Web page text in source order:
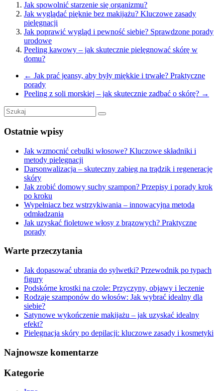
Jak spowolnić starzenie się organizmu?
Jak wyglądać pięknie bez makijażu? Kluczowe zasady
pielęgnacji
Jak poprawić wygląd i pewność siebie? Sprawdzone porady
urodowe
Peeling kawowy – jak skutecznie pielęgnować skórę w
domu?
← Jak prać jeansy, aby były miękkie i trwałe? Praktyczne
porady
Peeling z soli morskiej – jak skutecznie zadbać o skórę? →
Ostatnie wpisy
Jak wzmocnić cebulki włosowe? Kluczowe składniki i
metody pielęgnacji
Darsonwalizacja – skuteczny zabieg na trądzik i regenerację
skóry
Jak zrobić domowy suchy szampon? Przepisy i porady krok
po kroku
Wypełniacz bez wstrzykiwania – innowacyjna metoda
odmładzania
Jak uzyskać fioletowe włosy z brązowych? Praktyczne
porady
Warte przeczytania
Jak dopasować ubrania do sylwetki? Przewodnik po typach
figury
Podskórne krostki na czole: Przyczyny, objawy i leczenie
Rodzaje szamponów do włosów: Jak wybrać idealny dla
siebie?
Satynowe wykończenie makijażu – jak uzyskać idealny
efekt?
Pielęgnacja skóry po depilacji: kluczowe zasady i kosmetyki
Najnowsze komentarze
Kategorie